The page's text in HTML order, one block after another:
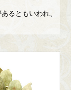
るともいわれ、